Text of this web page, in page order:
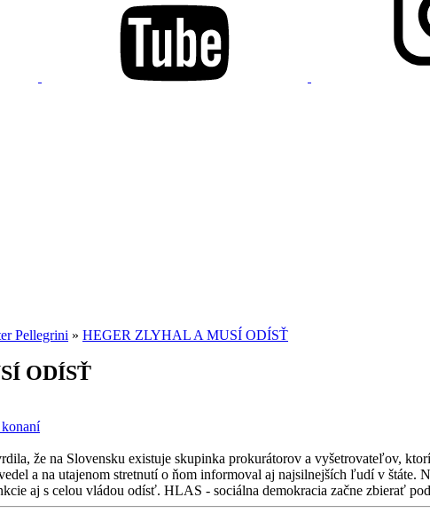
Pellegrini » HEGER ZLYHAL A MUSÍ ODÍSŤ
ODÍSŤ
že na Slovensku existuje skupinka prokurátorov a vyšetrovateľov,
a na utajenom stretnutí o ňom informoval aj najsilnejších ľudí v štáte.
aj s celou vládou odísť. HLAS - sociálna demokracia začne zbierať